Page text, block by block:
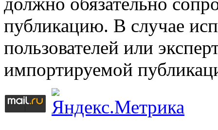
публикацию. В случае
пользователей или
импортируемой